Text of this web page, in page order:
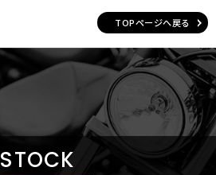
STOCK
TOPページへ戻る